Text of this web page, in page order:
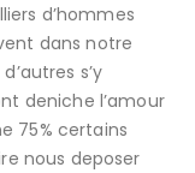
d’hommes
dans notre
s’y
deniche l’amour
75% certains
nous deposer